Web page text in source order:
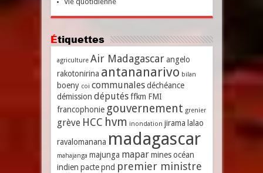
Étiquettes
agriculture Air Madagascar angelo
rakotonirina antananarivo bilan
boeny coi communales déchéance
démission députés ffkm FMI
francophonie gouvernement grenier
grève HCC hvm inondation jirama lalao
ravalomanana madagascar
mahajanga majunga mapar mines océan
indien pacte pnd premier ministre